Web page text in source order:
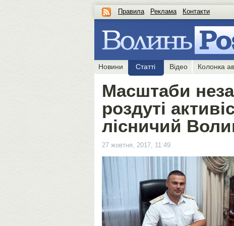
Правила Реклама Контакти
Новини Статті Відео Колонка
Масштаби
роздуті
лісничий
27 жовтня, 2017, 11:49